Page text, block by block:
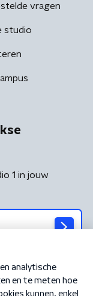
vragen
studio
1 in jouw